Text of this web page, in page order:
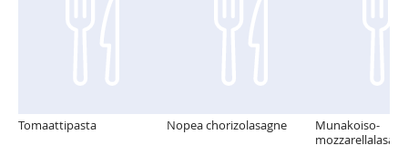
Tomaattipasta Nopea chorizolasagne
Munakoiso-